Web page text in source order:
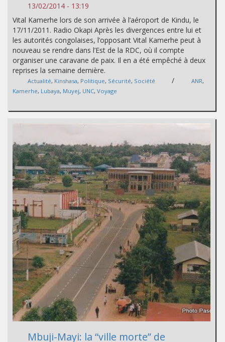
13/02/2014 - 13:19
Vital Kamerhe lors de son arrivée à l’aéroport de Kindu, le
17/11/2011. Radio Okapi Après les divergences entre lui et
les autorités congolaises, l’opposant Vital Kamerhe peut à
nouveau se rendre dans l’Est de la RDC, où il compte
organiser une caravane de paix. Il en a été empêché à deux
reprises la semaine dernière.
Actualité, Kinshasa, Politique, Sécurité, Société / ANR,
Kamerhe, Lubaya, Muyej, UNC, Voyage
Mbuji-Mayi: la “ville morte” de